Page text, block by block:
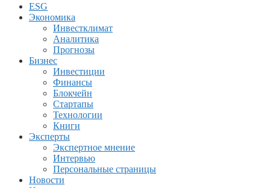
ESG
Экономика
Инвестклимат
Аналитика
Прогнозы
Бизнес
Инвестиции
Финансы
Блокчейн
Стартапы
Технологии
Книги
Эксперты
Экспертное мнение
Интервью
Персональные страницы
Новости